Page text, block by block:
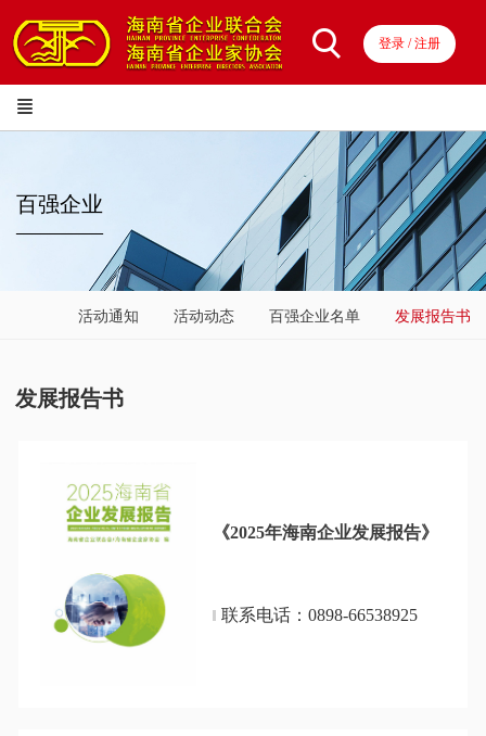
登录 / 注册
百强企业
————
活动通知 活动动态 百强企业名单 发展报告书
发展报告书
《2025年海南企业发展报告》
联系电话：0898-66538925